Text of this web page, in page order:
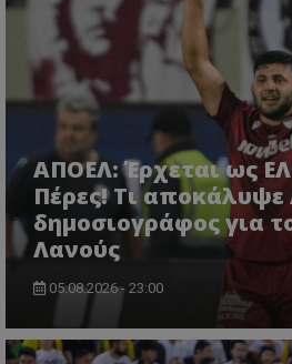
ΑΠΟΕΛ: Έρχεται ως
Πέρες! Τι αποκάλυψε
δημοσιογράφος για
Λανούς
05.08.2026 - 23:00